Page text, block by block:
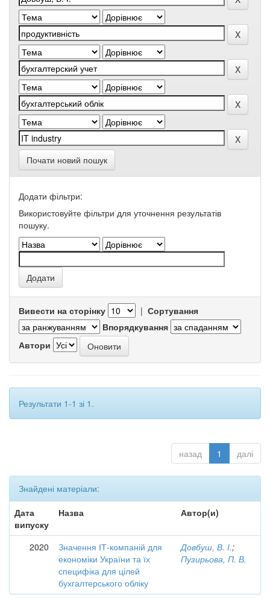
Почати новий пошук
Додати фільтри:
Використовуйте фільтри для уточнення результатів
пошуку.
Вивести на сторінку | Сортування
Впорядкування
Автори
Результати 1-1 зі 1.
назад 1 далі
Знайдені матеріали:
Дата
випуску
Назва Автор(и)
2020
Значення ІТ-компаній для
економіки України та їх
специфіка для цілей
бухгалтерського обліку
Довбуш, В. І.;
Пузирьова, П. В.